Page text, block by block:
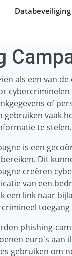
als een van
of
gebruiken vaak
te stelen.
is een
Dit
creëren
van een
een link naar
phishing-
euro's aan
gebruiken om